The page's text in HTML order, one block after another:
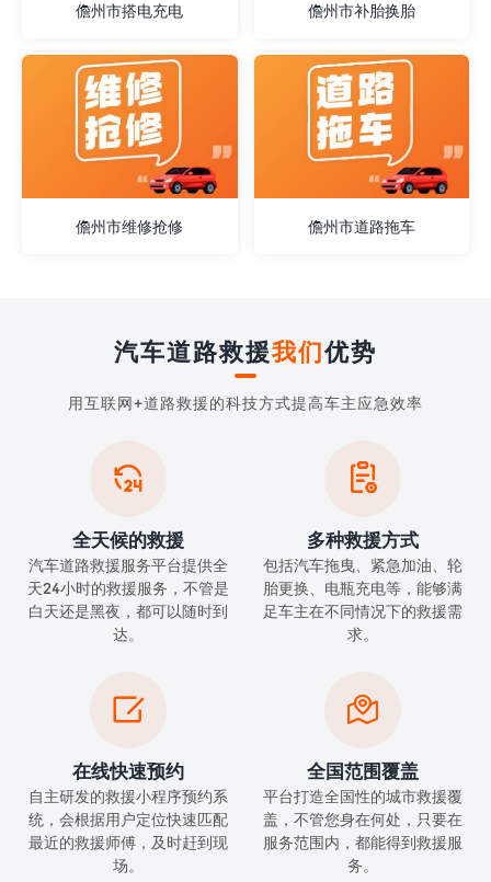
儋州市搭电充电 儋州市补胎换胎
儋州市维修抢修 儋州市道路拖车
汽车道路救援我们优势
用互联网+道路救援的科技方式提高车主应急效率

全天候的救援
汽车道路救援服务平台提供全
天24小时的救援服务，不管是
白天还是黑夜，都可以随时到
达。

多种救援方式
包括汽车拖曳、紧急加油、轮
胎更换、电瓶充电等，能够满
足车主在不同情况下的救援需
求。

在线快速预约
自主研发的救援小程序预约系
统，会根据用户定位快速匹配
最近的救援师傅，及时赶到现
场。

全国范围覆盖
平台打造全国性的城市救援覆
盖，不管您身在何处，只要在
服务范围内，都能得到救援服
务。